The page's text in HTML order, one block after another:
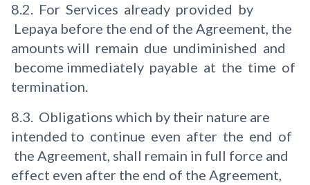
8.2. For Services already provided by
Lepaya before the end of the Agreement, the
amounts will remain due undiminished and
become immediately payable at the time of
termination.
8.3. Obligations which by their nature are
intended to continue even after the end of
the Agreement, shall remain in full force and
effect even after the end of the Agreement,